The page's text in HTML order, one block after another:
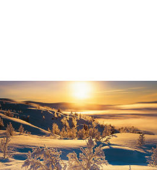
Norway - Winter gold